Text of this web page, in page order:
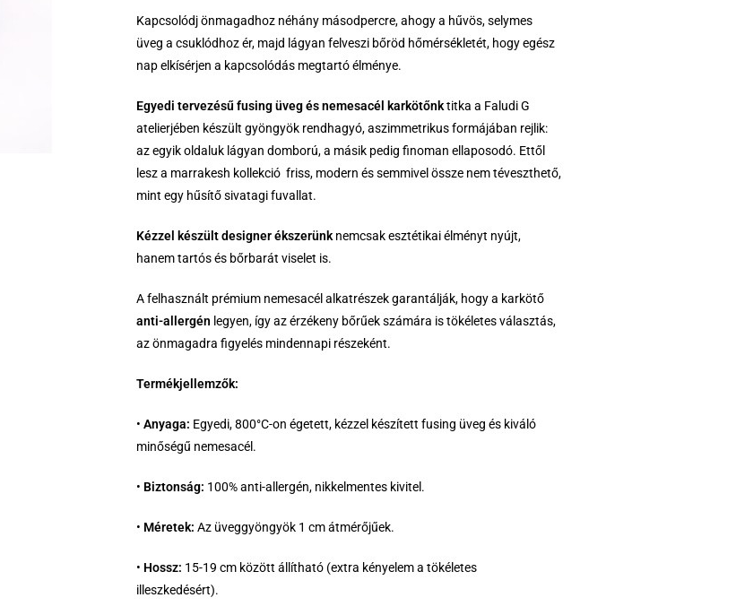
Kapcsolódj önmagadhoz néhány másodpercre, ahogy a hűvös, selymes
üveg a csuklódhoz ér, majd lágyan felveszi bőröd hőmérsékletét, hogy egész
nap elkísérjen a kapcsolódás megtartó élménye.
Egyedi tervezésű fusing üveg és nemesacél karkötőnktitka a Faludi G
atelierjében készült gyöngyök rendhagyó, aszimmetrikus formájában rejlik:
az egyik oldaluk lágyan domború, a másik pedig finoman ellaposodó. Ettől
lesz a marrakesh kollekció friss, modern és semmivel össze nem téveszthető,
mint egy hűsítő sivatagi fuvallat.
Kézzel készült designer ékszerünknemcsak esztétikai élményt nyújt,
hanem tartós és bőrbarát viselet is.
A felhasznált prémium nemesacél alkatrészek garantálják, hogy a karkötő
anti-allergén legyen, így az érzékeny bőrűek számára is tökéletes választás,
az önmagadra figyelés mindennapi részeként.
Termékjellemzők:
• Anyaga: Egyedi, 800°C-on égetett, kézzel készített fusing üveg és kiváló
minőségű nemesacél.
• Biztonság: 100% anti-allergén, nikkelmentes kivitel.
• Méretek: Az üveggyöngyök 1 cm átmérőjűek.
• Hossz: 15-19 cm között állítható (extra kényelem a tökéletes
illeszkedésért).